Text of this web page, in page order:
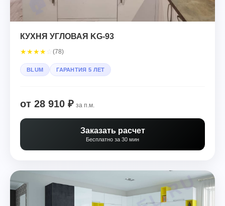
КУХНЯ УГЛОВАЯ KG-93
★★★★ (78)
BLUM ГАРАНТИЯ 5 ЛЕТ
от 28 910 ₽ за п.м.
Заказать расчет
Бесплатно за 30 мин